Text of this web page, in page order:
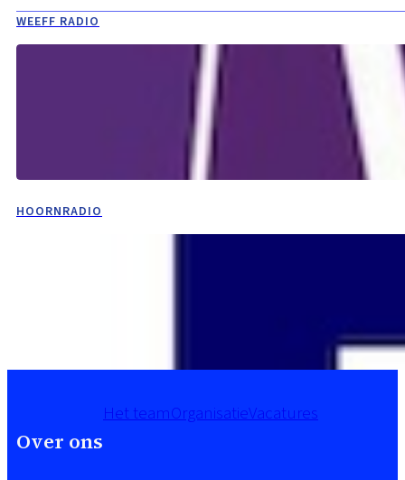
WEEFF RADIO
HOORNRADIO
Over ons
Het teamOrganisatieVacatures